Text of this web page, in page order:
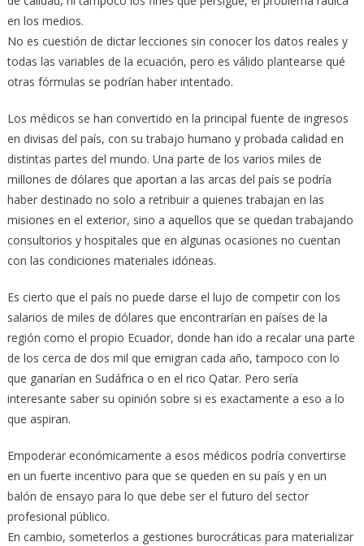
en los medios.
No es cuestión de dictar lecciones sin conocer los datos reales y
todas las variables de la ecuación, pero es válido plantearse qué
otras fórmulas se podrían haber intentado.
Los médicos se han convertido en la principal fuente de ingresos
en divisas del país, con su trabajo humano y probada calidad en
distintas partes del mundo. Una parte de los varios miles de
millones de dólares que aportan a las arcas del país se podría
haber destinado no solo a retribuir a quienes trabajan en las
misiones en el exterior, sino a aquellos que se quedan trabajando
consultorios y hospitales que en algunas ocasiones no cuentan
con las condiciones materiales idóneas.
Es cierto que el país no puede darse el lujo de competir con los
salarios de miles de dólares que encontrarían en países de la
región como el propio Ecuador, donde han ido a recalar una parte
de los cerca de dos mil que emigran cada año, tampoco con lo
que ganarían en Sudáfrica o en el rico Qatar. Pero sería
interesante saber su opinión sobre si es exactamente a eso a lo
que aspiran.
Empoderar económicamente a esos médicos podría convertirse
en un fuerte incentivo para que se queden en su país y en un
balón de ensayo para lo que debe ser el futuro del sector
profesional público.
En cambio, someterlos a gestiones burocráticas para materializar